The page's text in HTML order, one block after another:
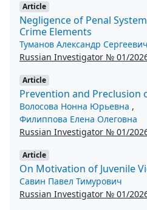
Article
Negligence of Penal
Crime Elements
Туманов Александр Сергеевич
Russian Investigator № 01/
Article
Prevention and Preclusion
Волосова Нонна Юрьевна ,
Филиппова Елена Олеговна
Russian Investigator № 01/
Article
On Motivation of Juvenile
Савин Павел Тимурович
Russian Investigator № 01/